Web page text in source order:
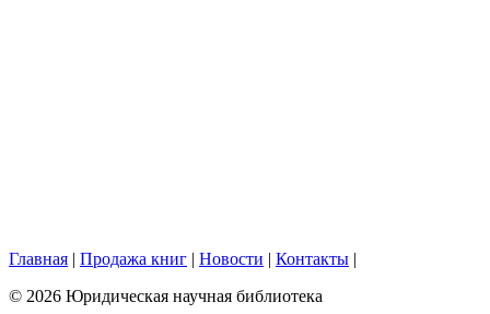
Главная | Продажа книг | Новости | Контакты |
© 2026 Юридическая научная библиотека